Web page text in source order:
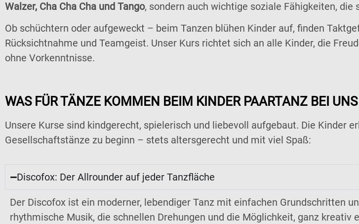
Walzer, Cha Cha Cha und Tango, sondern auch wichtige soziale Fähigkeiten, die
Ob schüchtern oder aufgeweckt – beim Tanzen blühen Kinder auf, finden
Rücksichtnahme und Teamgeist. Unser Kurs richtet sich an alle Kinder, die
ohne Vorkenntnisse.
WAS FÜR TÄNZE KOMMEN BEIM KINDER PAARTANZ BEI
Unsere Kurse sind kindgerecht, spielerisch und liebevoll aufgebaut. Die Kinder
Gesellschaftstänze zu beginn – stets altersgerecht und mit viel Spaß:
Discofox: Der Allrounder auf jeder Tanzfläche
Der Discofox ist ein moderner, lebendiger Tanz mit einfachen Grundschritten
rhythmische Musik, die schnellen Drehungen und die Möglichkeit, ganz kreativ